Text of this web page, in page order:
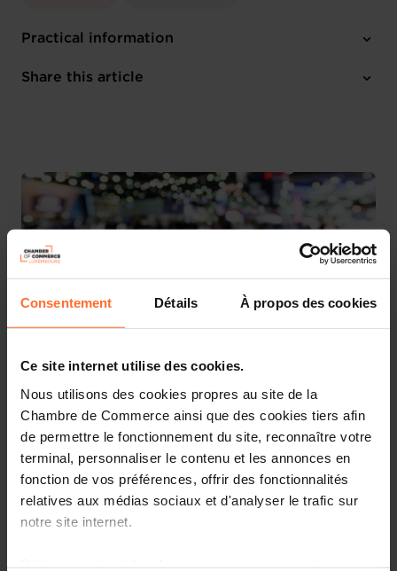
Consentement Détails À propos des cookies
Ce site internet utilise des cookies.
Nous utilisons des cookies propres au site de la
Chambre de Commerce ainsi que des cookies tiers afin
de permettre le fonctionnement du site, reconnaître votre
terminal, personnaliser le contenu et les annonces en
fonction de vos préférences, offrir des fonctionnalités
relatives aux médias sociaux et d'analyser le trafic sur
notre site internet.
Practical information
Sunday 1 Jan 2023 > Monday 27 Nov 2023
Share this article
The Luxembourg Chamber of Commerce and the Ministry
of the Economy join forces again to offer you a revamped
trade fair programme for 2023.
After some difficult years, trade fairs are fully back on the
programme again and remain the ideal place for doing
business on an international level, to find business